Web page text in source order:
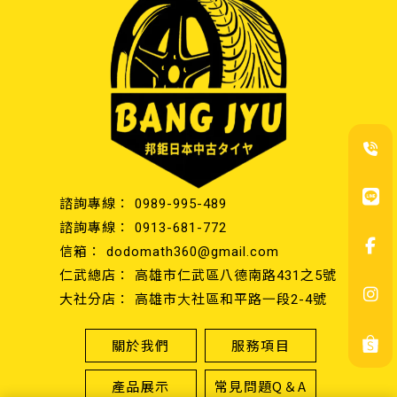
0989-995-489
0913-681-772
dodomath360@gmail.com
高雄市仁武區八德南路431之5號
高雄市大社區和平路一段2-4號
關於我們 服務項目
產品展示 常見問題Q＆A